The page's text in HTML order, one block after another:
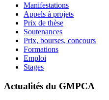
Manifestations
Appels à projets
Prix de thèse
Soutenances
Prix, bourses, concours
Formations
Emploi
Stages
Actualités du GMPCA